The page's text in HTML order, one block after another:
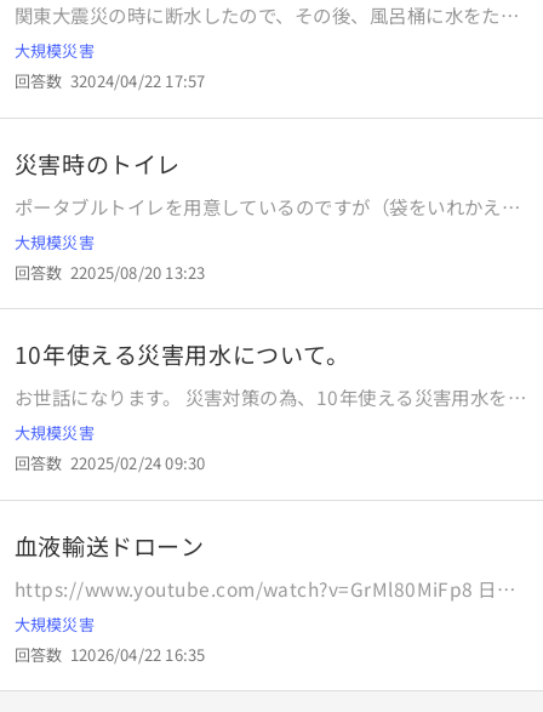
関東大震災の時に断水したので、その後、風呂桶に水をため
るようになったと聞いたのですが、現在、水を貯めるのをや
めたのは、喉元過ぎて熱さ忘れるからですか？１００年ごと
の大地震だと、効率が悪いのでしょうか？政府も呼びかけし
てないですね？
大規模災害
回答数 32024/04/22 17:57
災害時のトイレ
ポータブルトイレを用意しているのですが（袋をいれかえる
タイプ）何日分くらい用意するとよいでしょうか
大規模災害
回答数 22025/08/20 13:23
10年使える災害用水について。
お世話になります。 災害対策の為、10年使える災害用水を買
いました。 10年たちました。 飲めますか？ それともトイレ
用流す時や、手や頭洗いに使って、買い替えた方がいいです
か？ TikTokでは水は無機質だから何年たっても飲めると聞
きました・・・
大規模災害
回答数 22025/02/24 09:30
血液輸送ドローン
https://www.youtube.com/watch?v=GrMl80MiFp8 日本
もこれなら9条関係なく貢献できる？ 血液、医療品
大規模災害
回答数 12026/04/22 16:35